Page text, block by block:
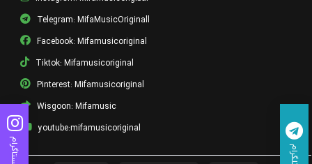
Telegram: MifaMusicOriginall
Facebook: Mifamusicoriginal
Tiktok: Mifamusicoriginal
Pinterest: Mifamusicoriginal
Wisgoon: Mifamusic
youtube:mifamusicoriginal
اینستاگرام تلگرام